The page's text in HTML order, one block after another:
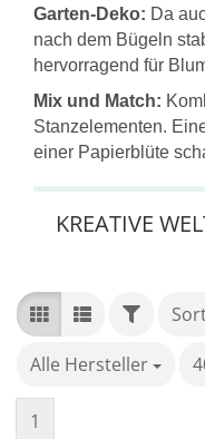
Garten-Deko: Da
nach dem Bügeln
hervorragend für
Mix und Match:
Stanzelementen.
einer Papierblüte
KREATIVE
FILTER
Alle Hersteller
pro Seite
1